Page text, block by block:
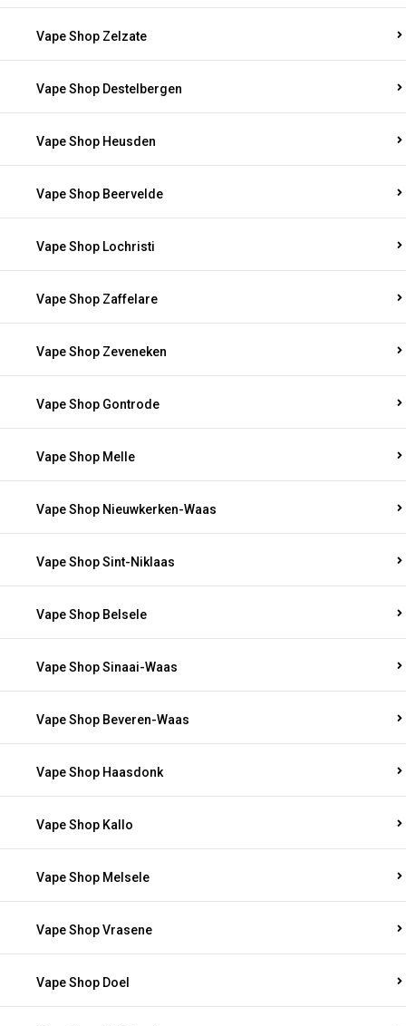
Vape Shop Zelzate
Vape Shop Destelbergen
Vape Shop Heusden
Vape Shop Beervelde
Vape Shop Lochristi
Vape Shop Zaffelare
Vape Shop Zeveneken
Vape Shop Gontrode
Vape Shop Melle
Vape Shop Nieuwkerken-Waas
Vape Shop Sint-Niklaas
Vape Shop Belsele
Vape Shop Sinaai-Waas
Vape Shop Beveren-Waas
Vape Shop Haasdonk
Vape Shop Kallo
Vape Shop Melsele
Vape Shop Vrasene
Vape Shop Doel